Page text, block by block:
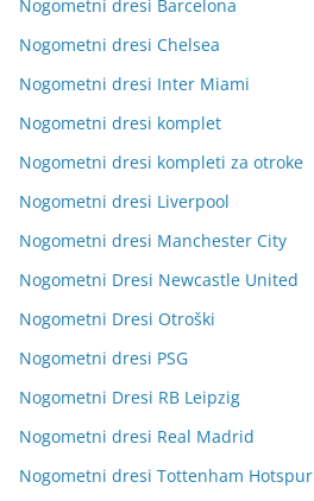
Nogometni dresi Barcelona
Nogometni dresi Chelsea
Nogometni dresi Inter Miami
Nogometni dresi komplet
Nogometni dresi kompleti za otroke
Nogometni dresi Liverpool
Nogometni dresi Manchester City
Nogometni Dresi Newcastle United
Nogometni Dresi Otroški
Nogometni dresi PSG
Nogometni Dresi RB Leipzig
Nogometni dresi Real Madrid
Nogometni dresi Tottenham Hotspur